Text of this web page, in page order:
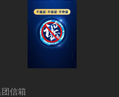
信箱